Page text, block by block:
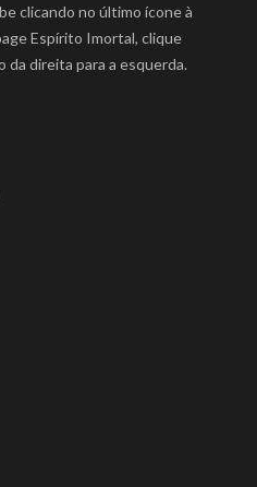
clicando no último ícone à
Espírito Imortal, clique
da direita para a esquerda.